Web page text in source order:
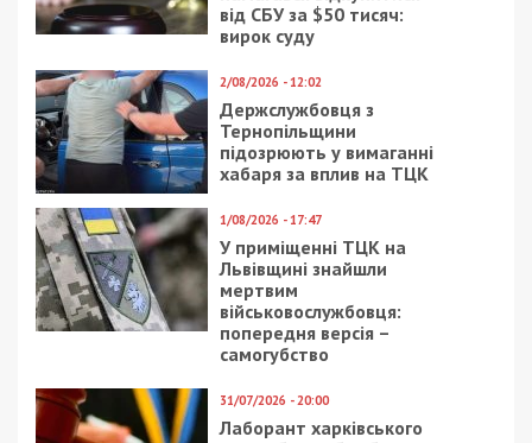
5/08/2026 - 13:24
У Хмельницькому директора мовної школи
підозрюють у розбещенні учениць